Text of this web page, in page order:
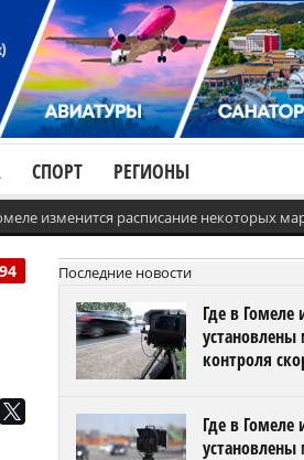
СПОРТ РЕГИОНЫ
изменится расписание некоторых
Последние новости
Где в Гомеле
контроля
Где в Гомеле